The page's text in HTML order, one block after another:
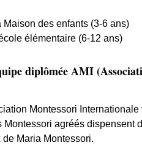
Maison des enfants (3-6 ans)
élémentaire (6-12 ans)
diplômée AMI
Montessori Internationale
Montessori agréés dispensent
de Maria Montessori.